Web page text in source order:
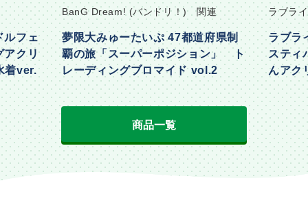
ルフェ
アクリ
着ver.
BanG Dream! (バンドリ！) 関連
夢限大みゅーたいぷ 47都道府県制
覇の旅「スーパーポジション」 ト
レーディングブロマイド vol.2
ラブラ
ラブラ
スティ
んアク
商品一覧